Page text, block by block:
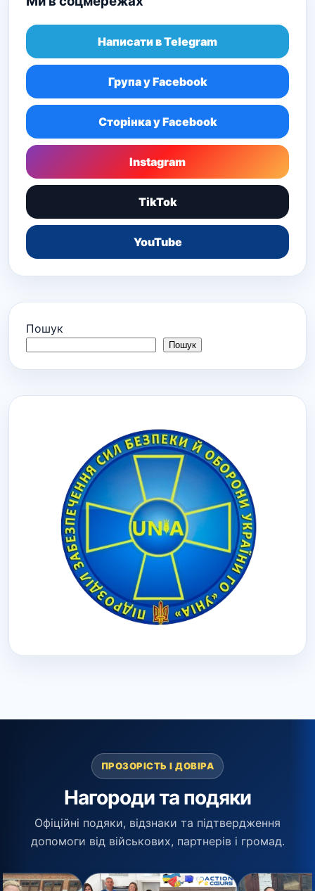
Написати в Telegram
Група у Facebook
Сторінка у Facebook
Instagram
TikTok
YouTube
Пошук
Пошук
ПРОЗОРІСТЬ І ДОВІРА
Нагороди та подяки
Офіційні подяки, відзнаки та підтвердження
допомоги від військових, партнерів і громад.